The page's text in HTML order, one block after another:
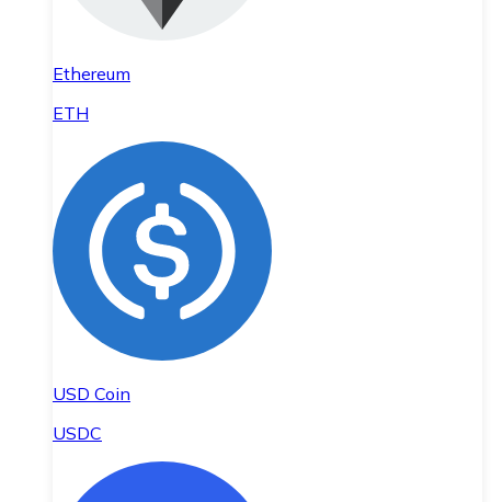
Ethereum
ETH
USD Coin
USDC